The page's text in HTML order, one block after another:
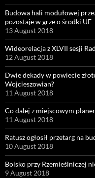
Budowa hali modułowej
pozostaje w grze o środki UE
13 August 2018
Wideorelacja z XLVII sesji
12 August 2018
Dwie dekady w powiecie
Wojcieszowian?
11 August 2018
Co dalej z miejscowym
11 August 2018
Ratusz ogłosił przetarg na
10 August 2018
Boisko przy Rzemieślniczej
9 August 2018